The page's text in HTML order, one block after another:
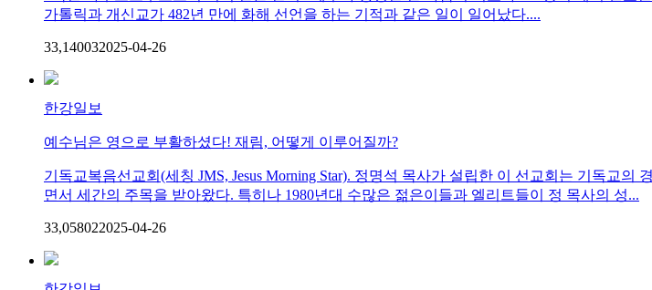
가톨릭과 개신교가 482년 만에 화해 선언을 하는 기적과 같은 일이 일어났다....
33,140032025-04-26
한강일보
예수님은 영으로 부활하셨다! 재림, 어떻게 이루어질까?
기독교복음선교회(세칭 JMS, Jesus Morning Star). 정명석 목사가 설립한 이 선교회는 기독교
면서 세간의 주목을 받아왔다. 특히나 1980년대 수많은 젊은이들과 엘리트들이 정 목사의 성...
33,058022025-04-26